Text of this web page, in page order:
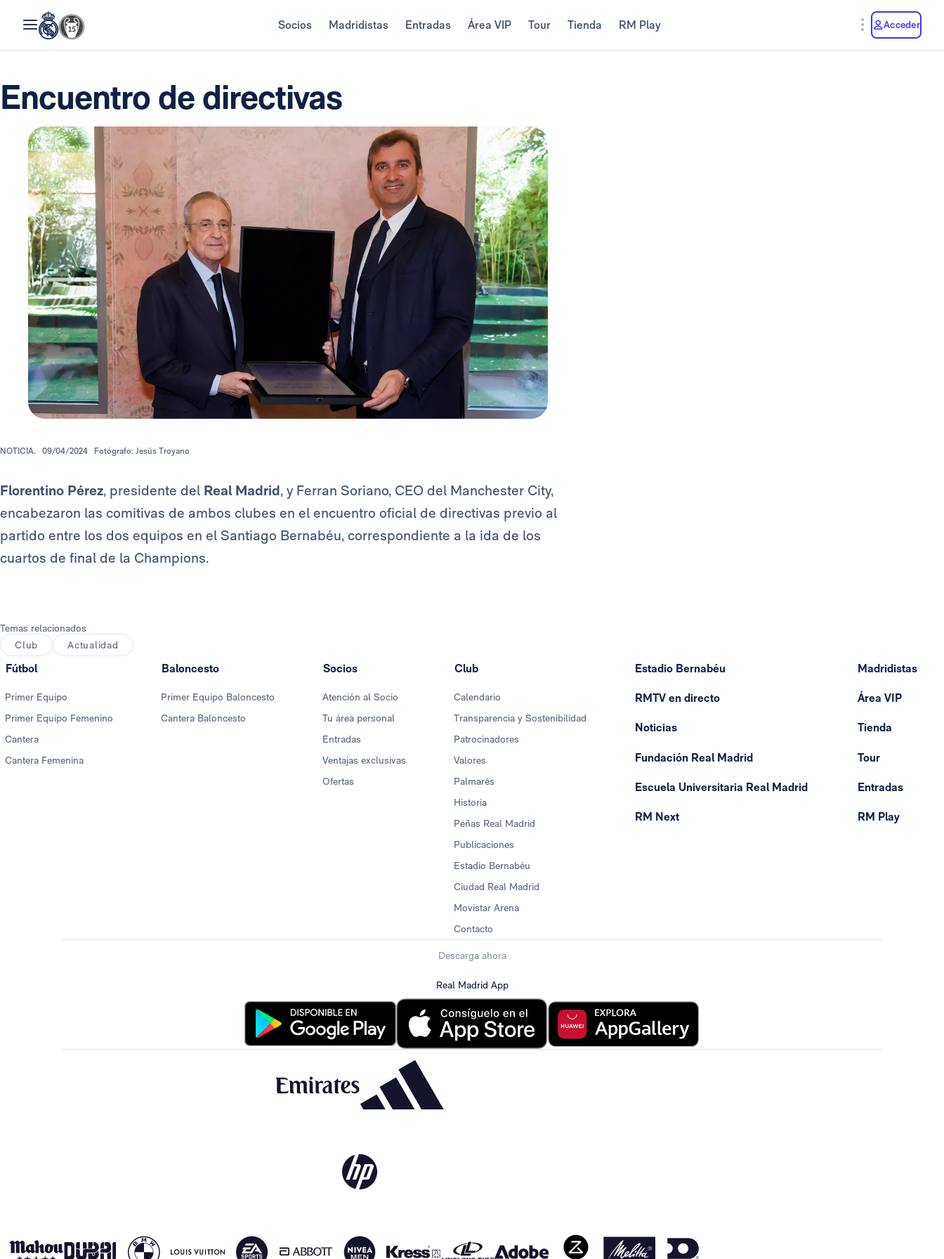
Socios Madridistas Entradas Área VIP Tour Tienda RM Play Acceder
Encuentro de directivas
NOTICIA. 09/04/2024 Fotógrafo: Jesús Troyano
Florentino Pérez, presidente del Real Madrid, y Ferran Soriano, CEO del Manchester City,
encabezaron las comitivas de ambos clubes en el encuentro oficial de directivas previo al
partido entre los dos equipos en el Santiago Bernabéu, correspondiente a la ida de los
cuartos de final de la Champions.
Temas relacionados
Club
Actualidad
Fútbol
Primer Equipo
Primer Equipo Femenino
Cantera
Cantera Femenina
Baloncesto
Primer Equipo Baloncesto
Cantera Baloncesto
Socios
Atención al Socio
Tu área personal
Entradas
Ventajas exclusivas
Ofertas
Club
Calendario
Transparencia y Sostenibilidad
Patrocinadores
Valores
Palmarés
Historia
Peñas Real Madrid
Publicaciones
Estadio Bernabéu
Ciudad Real Madrid
Movistar Arena
Contacto
Estadio Bernabéu
RMTV en directo
Noticias
Fundación Real Madrid
Escuela Universitaria Real Madrid
RM Next
Madridistas
Área VIP
Tienda
Tour
Entradas
RM Play
Descarga ahora
Real Madrid App